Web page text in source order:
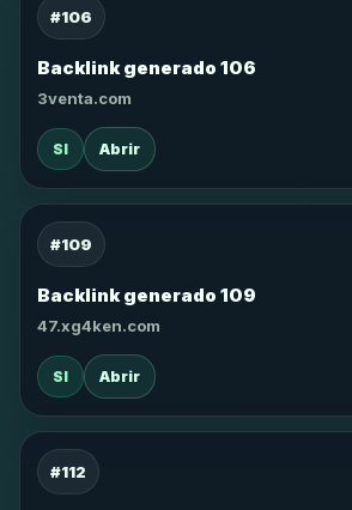
#106
Backlink generado 106
3venta.com
SI Abrir
#109
Backlink generado 109
47.xg4ken.com
SI Abrir
#112